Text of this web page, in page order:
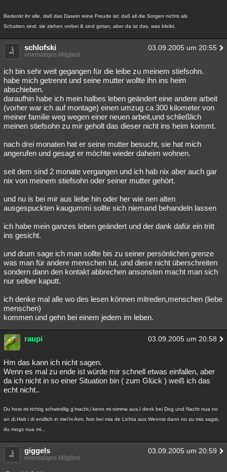
Bedenkt ihr alle, daß das Dasein reine Freude ist; daß all die Sorgen nichts als
Schatten sind; sie ziehen vorbei & sind getan; aber da ist das, was bleibt.
schlofski 03.09.2005 um 20:55
ehemaliges Mitglied
ich bin sehr weit gegangen für die leibe zu meinem stiefsohn.
habe mich getrennt und seine mutter wollte ihn ins heim
abschieben.
daraufhin habe ich mein halbes leben geändert eine andere arbeit
(vorher war ich auf montage) einen umzug ca 300 kilometer von
meiner familie weg wegen einer neuen arbeit,und schließlich
meinen stiefsohn zu mir geholt das dieser nicht ins heim kommt.
nach drei monaten hat er seine mutter besucht, sie hat mich
angerufen und gesagt er möchte wieder daheim wohnen.
seit dem sind 2 monate vergangen und ich hab nix aber auch gar
nix von meinem stiefsohn oder seiner mutter gehört.
und nu is bei mir aus liebe hin oder her wie nen alten
ausgespuckten kaugummi sollte sich niemand behandeln lassen
ich habe mein ganzes leben geändert und der dank dafür ein tritt
ins gesicht.
und drum sage ich man sollte bis zu seiner persönlichen grenze
was man für andere menschen tut, und diese nicht überschreiten
sondern dann den kontakt abbrechen ansonsten macht man sich
nur selber kaputt.
ich denke mal alle wo des lesen können mitreden,menschen (liebe
menschen)
kommen und gehn bei einem jedem im leben.
raupi 03.09.2005 um 20:58
Hm das kann ich nicht sagen.
Wenn es mal zu ende ist würde mir schnell etwas einfallen, aber
da ich nicht in so einer Situation bin ( zum Glück ) weiß ich das
echt nicht..
Du host mi richtig schwindlig g'macht,i kenn mi nimma aus.I denk bei Dog und Nacht nua no
an di.Hab i di endlich in mei'm Arm, foin bei mia de Lichta aus.Wennst dann no zu mia sagst,
du mogs nua mi...
giggels 03.09.2005 um 20:59
ehemaliges Mitglied